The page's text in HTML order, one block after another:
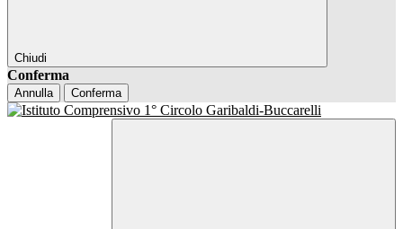
Chiudi
Conferma
Annulla Conferma